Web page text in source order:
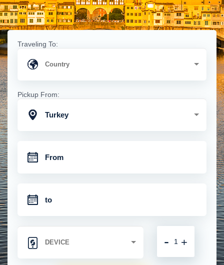
Traveling To:
Pickup From:
Turkey
+
-